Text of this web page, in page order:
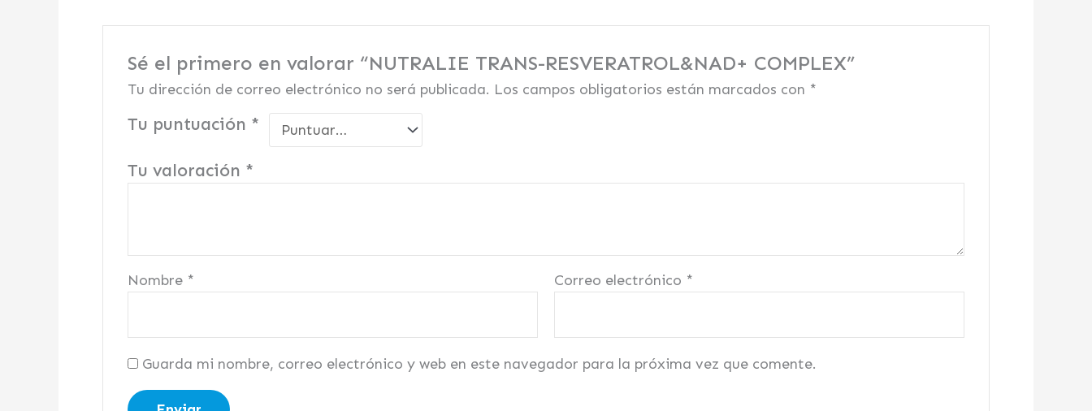
Sé el primero en valorar “NUTRALIE TRANS-RESVERATROL&NAD+ COMPLEX”
Tu dirección de correo electrónico no será publicada. Los campos obligatorios están marcados con *
Tu puntuación *
Tu valoración *
Nombre * Correo electrónico *
Guarda mi nombre, correo electrónico y web en este navegador para la próxima vez que comente.